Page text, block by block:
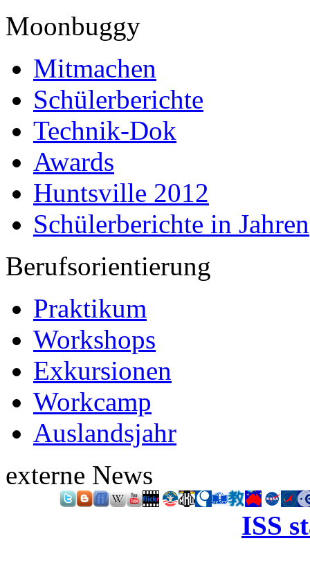
Moonbuggy
Mitmachen
Schülerberichte
Technik-Dok
Awards
Huntsville 2012
Schülerberichte in Jahren
Berufsorientierung
Praktikum
Workshops
Exkursionen
Workcamp
Auslandsjahr
externe News
ISS